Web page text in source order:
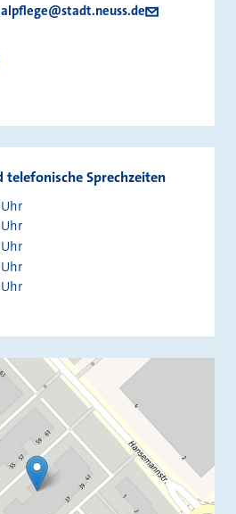
Sprechzeiten